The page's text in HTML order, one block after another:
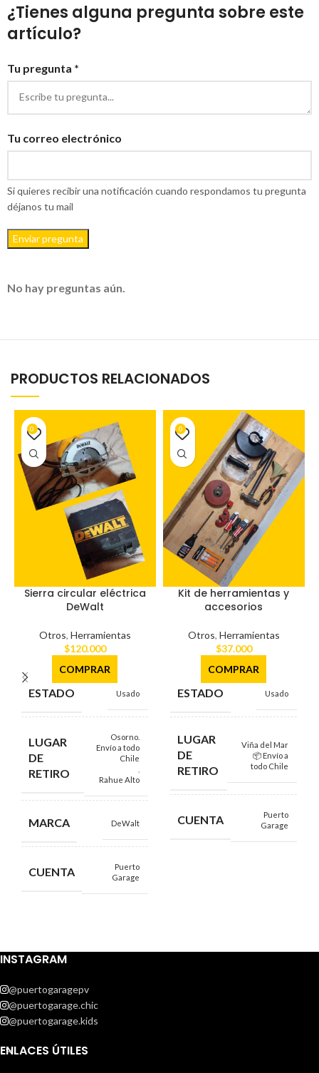
¿Tienes alguna pregunta sobre este
artículo?
Tu pregunta *
Tu correo electrónico
Si quieres recibir una notificación cuando respondamos tu pregunta
déjanos tu mail
Enviar pregunta
No hay preguntas aún.
PRODUCTOS RELACIONADOS
Sierra circular eléctrica
DeWalt
Otros, Herramientas
$120.000
COMPRAR
ESTADO Usado
LUGAR
DE
RETIRO
Osorno.
Envío a todo
Chile
Rahue Alto
MARCA DeWalt
CUENTA
Puerto
Garage
0
Kit de herramientas y
accesorios
Otros, Herramientas
$37.000
COMPRAR
ESTADO Usado
LUGAR
DE
RETIRO
Viña del Mar
📦 Envío a
todo Chile
CUENTA
Puerto
Garage
0
INSTAGRAM
@puertogaragepv
@puertogarage.chic
@puertogarage.kids
ENLACES ÚTILES